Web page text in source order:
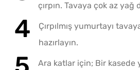
çırpın. Tavaya çok az yağ
Çırpılmış yumurtayı
hazırlayın.
Ara katlar için; Bir kasede